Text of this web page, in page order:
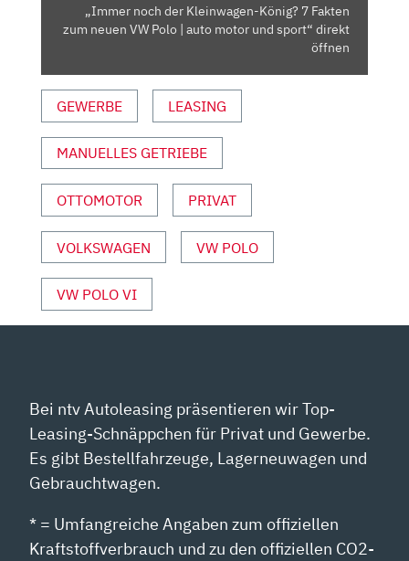
AUTO
MOTOR
UND
SPORT“
YOUTUBE
ANZEIGEN
„Immer noch der Kleinwagen-König? 7 Fakten
zum neuen VW Polo | auto motor und sport“ direkt
öffnen
GEWERBE LEASING
MANUELLES GETRIEBE
OTTOMOTOR PRIVAT
VOLKSWAGEN VW POLO
VW POLO VI
Bei ntv Autoleasing präsentieren wir Top-
Leasing-Schnäppchen für Privat und Gewerbe.
Es gibt Bestellfahrzeuge, Lagerneuwagen und
Gebrauchtwagen.
* = Umfangreiche Angaben zum offiziellen
Kraftstoffverbrauch und zu den offiziellen CO2-